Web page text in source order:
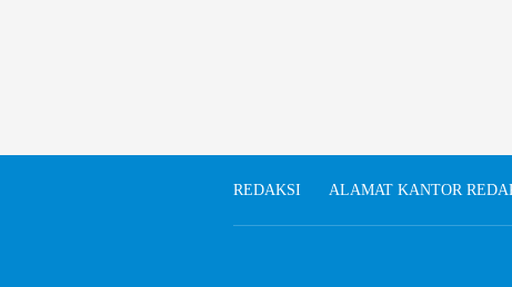
REDAKSI ALAMAT KANTOR